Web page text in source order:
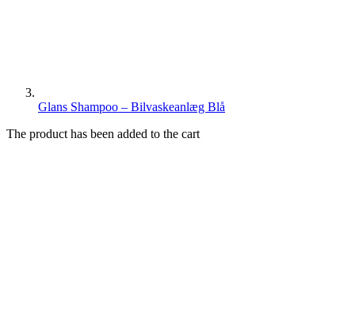
Glans Shampoo – Bilvaskeanlæg Blå
The product has been added to the cart